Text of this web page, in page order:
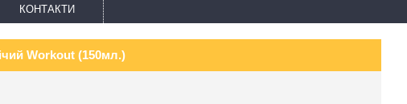
КОНТАКТИ
Workout (150мл.)